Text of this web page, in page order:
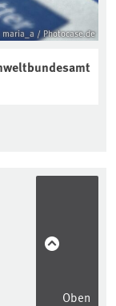
maria_a / Photocase.de
Oben